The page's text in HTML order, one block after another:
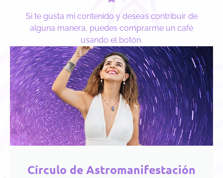
Si te gusta mi contenido y deseas contribuir de
alguna manera, puedes comprarme un café
usando el botón.
Círculo de Astromanifestación